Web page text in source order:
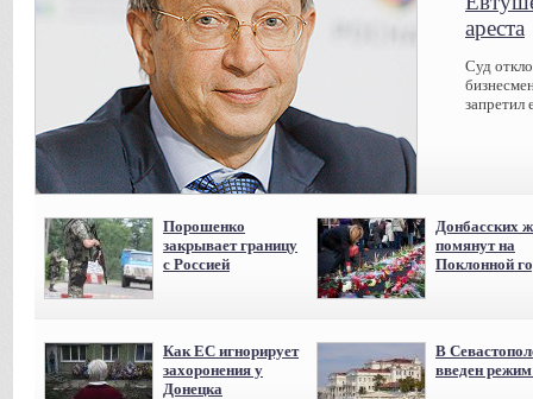
ареста
Суд
запретил
Порошенко
закрывает границу
с Россией
Донбасских
помянут на
Поклонной
Как ЕС игнорирует
захоронения у
Донецка
В
введен